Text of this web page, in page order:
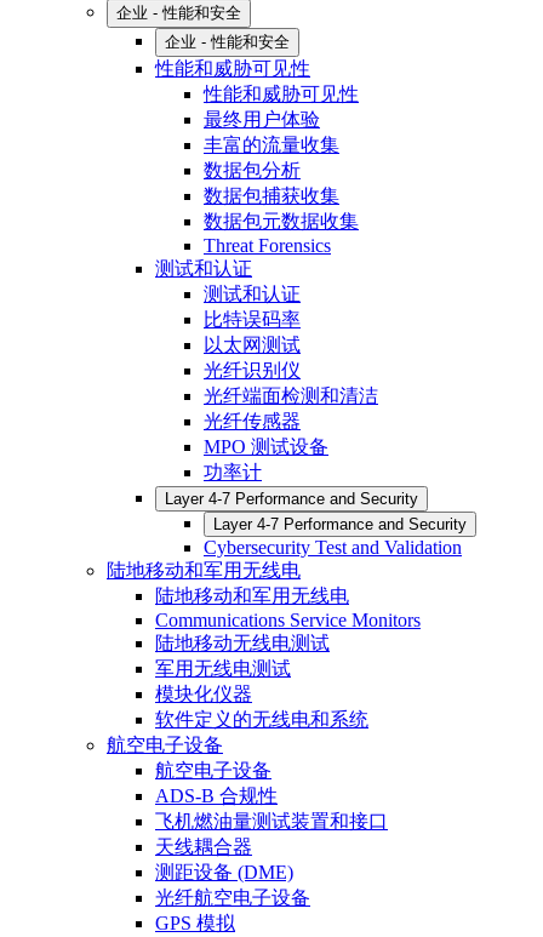
企业 - 性能和安全
企业 - 性能和安全
性能和威胁可见性
性能和威胁可见性
最终用户体验
丰富的流量收集
数据包分析
数据包捕获收集
数据包元数据收集
Threat Forensics
测试和认证
测试和认证
比特误码率
以太网测试
光纤识别仪
光纤端面检测和清洁
光纤传感器
MPO 测试设备
功率计
Layer 4-7 Performance and Security
Layer 4-7 Performance and Security
Cybersecurity Test and Validation
陆地移动和军用无线电
陆地移动和军用无线电
Communications Service Monitors
陆地移动无线电测试
军用无线电测试
模块化仪器
软件定义的无线电和系统
航空电子设备
航空电子设备
ADS-B 合规性
飞机燃油量测试装置和接口
天线耦合器
测距设备 (DME)
光纤航空电子设备
GPS 模拟